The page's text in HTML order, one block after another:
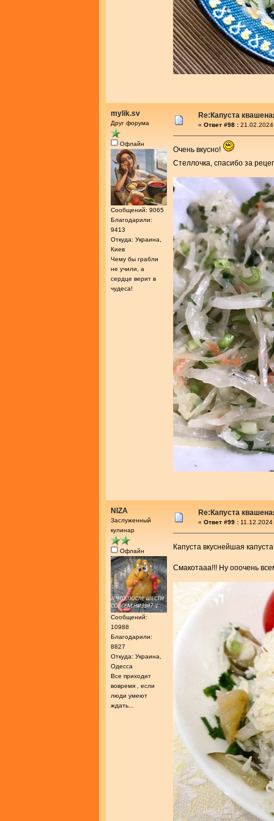
mylik.sv
Друг форума
Офлайн
Сообщений: 9065
Благодарили:
9413
Откуда: Украина,
Киев
Чему бы грабли
не учили, а
сердце верит в
чудеса!
Re:Капуста
« Ответ #98 :
Очень вкусно!
Стеллочка, спасибо за
NIZA
Заслуженный
кулинар
Офлайн
Сообщений:
10988
Благодарили:
8827
Откуда: Украина,
Одесса
Все приходит
вовремя , если
люди умеют
ждать...
Re:Капуста
« Ответ #99 :
Капуста вкуснейшая
Смакотааа!!! Ну ооочень